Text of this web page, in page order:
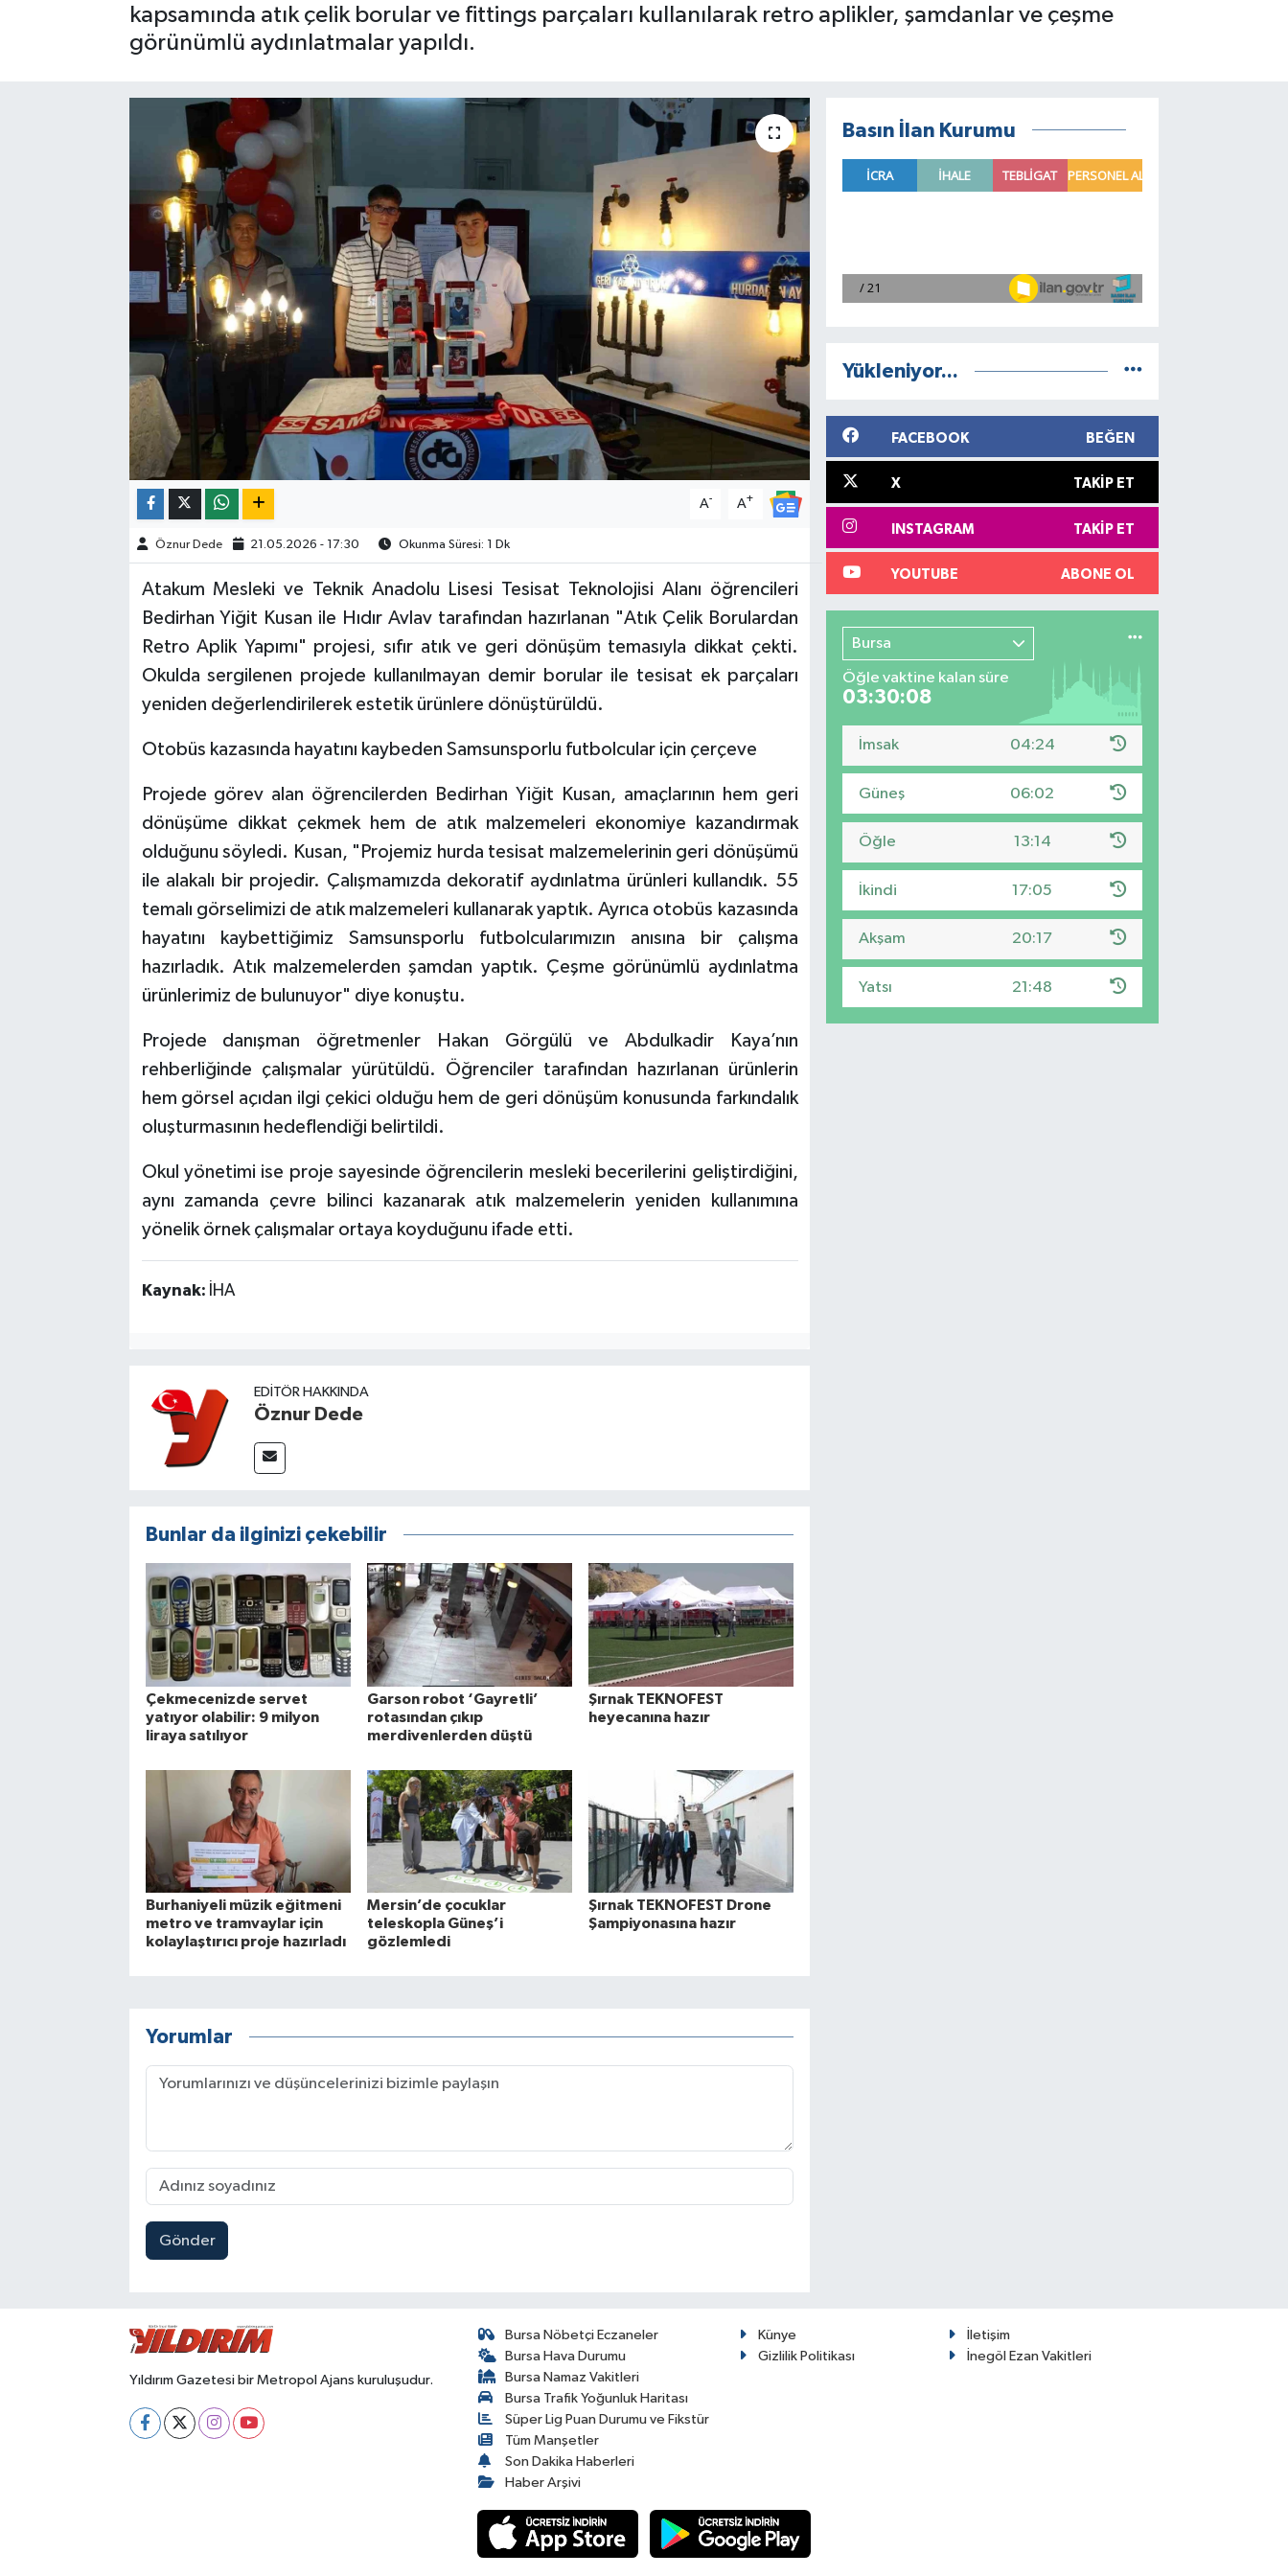
kapsamında atık çelik borular ve fittings parçaları kullanılarak retro aplikler, şamdanlar ve çeşme
görünümlü aydınlatmalar yapıldı.
A- A+
Öznur Dede 21.05.2026 - 17:30 Okunma Süresi: 1 Dk
Atakum Mesleki ve Teknik Anadolu Lisesi Tesisat Teknolojisi Alanı öğrencileri
Bedirhan Yiğit Kusan ile Hıdır Avlav tarafından hazırlanan "Atık Çelik Borulardan
Retro Aplik Yapımı" projesi, sıfır atık ve geri dönüşüm temasıyla dikkat çekti.
Okulda sergilenen projede kullanılmayan demir borular ile tesisat ek parçaları
yeniden değerlendirilerek estetik ürünlere dönüştürüldü.
Otobüs kazasında hayatını kaybeden Samsunsporlu futbolcular için çerçeve
Projede görev alan öğrencilerden Bedirhan Yiğit Kusan, amaçlarının hem geri
dönüşüme dikkat çekmek hem de atık malzemeleri ekonomiye kazandırmak
olduğunu söyledi. Kusan, "Projemiz hurda tesisat malzemelerinin geri dönüşümü
ile alakalı bir projedir. Çalışmamızda dekoratif aydınlatma ürünleri kullandık. 55
temalı görselimizi de atık malzemeleri kullanarak yaptık. Ayrıca otobüs kazasında
hayatını kaybettiğimiz Samsunsporlu futbolcularımızın anısına bir çalışma
hazırladık. Atık malzemelerden şamdan yaptık. Çeşme görünümlü aydınlatma
ürünlerimiz de bulunuyor" diye konuştu.
Projede danışman öğretmenler Hakan Görgülü ve Abdulkadir Kaya’nın
rehberliğinde çalışmalar yürütüldü. Öğrenciler tarafından hazırlanan ürünlerin
hem görsel açıdan ilgi çekici olduğu hem de geri dönüşüm konusunda farkındalık
oluşturmasının hedeflendiği belirtildi.
Okul yönetimi ise proje sayesinde öğrencilerin mesleki becerilerini geliştirdiğini,
aynı zamanda çevre bilinci kazanarak atık malzemelerin yeniden kullanımına
yönelik örnek çalışmalar ortaya koyduğunu ifade etti.
Kaynak: İHA
EDITÖR HAKKINDA
Öznur Dede
Bunlar da ilginizi çekebilir
Çekmecenizde servet
yatıyor olabilir: 9 milyon
liraya satılıyor
Garson robot ‘Gayretli’
rotasından çıkıp
merdivenlerden düştü
Şırnak TEKNOFEST
heyecanına hazır
Burhaniyeli müzik eğitmeni
metro ve tramvaylar için
kolaylaştırıcı proje hazırladı
Mersin’de çocuklar
teleskopla Güneş’i
gözlemledi
Şırnak TEKNOFEST Drone
Şampiyonasına hazır
Yorumlar
Gönder
Basın İlan Kurumu
Yükleniyor...
FACEBOOK BEĞEN
X TAKIP ET
INSTAGRAM TAKIP ET
YOUTUBE ABONE OL
Bursa
Öğle vaktine kalan süre
03:30:07
İmsak 04:24
Güneş 06:02
Öğle 13:14
İkindi 17:05
Akşam 20:17
Yatsı 21:48
Yıldırım Gazetesi bir Metropol Ajans kuruluşudur.
Bursa Nöbetçi Eczaneler
Bursa Hava Durumu
Bursa Namaz Vakitleri
Bursa Trafik Yoğunluk Haritası
Süper Lig Puan Durumu ve Fikstür
Tüm Manşetler
Son Dakika Haberleri
Haber Arşivi
Künye
İletişim
Gizlilik Politikası
İnegöl Ezan Vakitleri